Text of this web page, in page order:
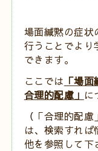
場面緘黙の症状
行うことでより
できます。
ここでは 「場
合理的配慮」 に
（「合理的配
は、検索すれ
他を参照して下